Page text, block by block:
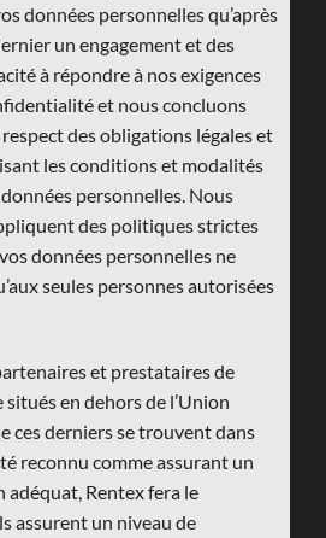
données personnelles qu’après
un engagement et des
à répondre à nos exigences
et nous concluons
des obligations légales et
les conditions et modalités
personnelles. Nous
des politiques strictes
données personnelles ne
seules personnes autorisées
et prestataires de
en dehors de l’Union
ces derniers se trouvent dans
reconnu comme assurant un
Rentex fera le
assurent un niveau de